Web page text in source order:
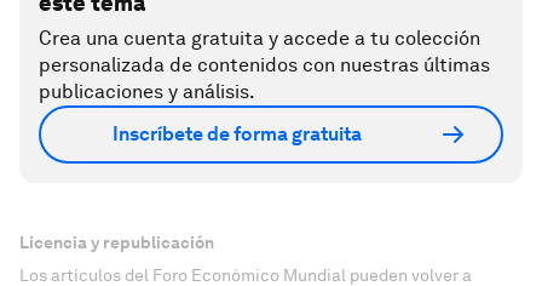
Crea una cuenta gratuita y accede a tu colección
personalizada de contenidos con nuestras últimas
publicaciones y análisis.
Inscríbete de forma gratuita
Licencia y republicación
Los artículos del Foro Económico Mundial pueden volver a